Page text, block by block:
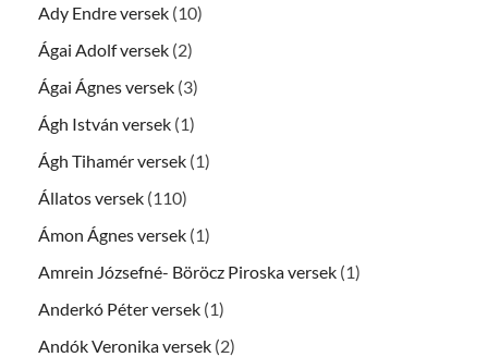
Ady Endre versek (10)
Ágai Adolf versek (2)
Ágai Ágnes versek (3)
Ágh István versek (1)
Ágh Tihamér versek (1)
Állatos versek (110)
Ámon Ágnes versek (1)
Amrein Józsefné- Böröcz Piroska versek (1)
Anderkó Péter versek (1)
Andók Veronika versek (2)